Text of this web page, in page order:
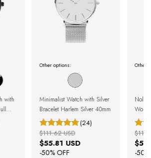
with
Other options:
Minimalist Watch with Silver
Bracelet Harlem Silver 40mm
(24)
$55.81 USD
-50% OFF
$111.62 USD
Other
-50